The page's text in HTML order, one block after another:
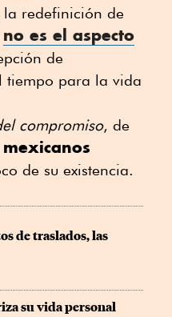
redefinición de
no es el aspecto
de
tiempo para la vida
compromiso, de
de su existencia.
de traslados, las
su vida personal